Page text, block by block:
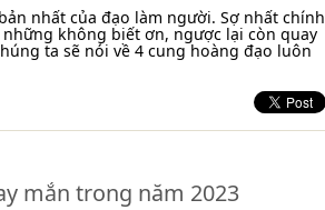
nhất của đạo làm người. Sợ nhất chính
không biết ơn, ngược lại còn quay
ta sẽ nói về 4 cung hoàng đạo luôn
mắn trong năm 2023